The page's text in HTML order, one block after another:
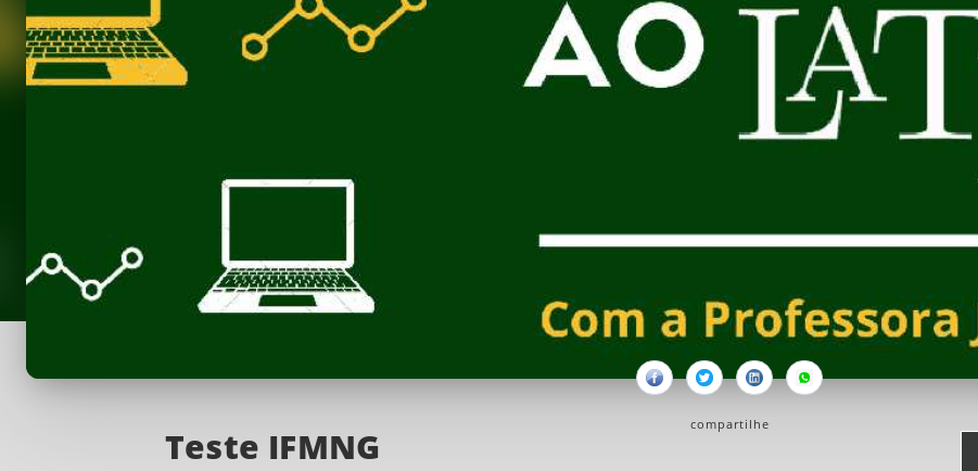
FacebookTwitterLinkedinWhatsapp
compartilhe
Teste IFMNG